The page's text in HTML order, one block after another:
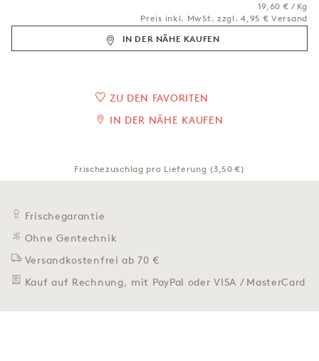
19,60 € / Kg
Preis inkl. MwSt. zzgl. 4,95 € Versand
IN DER NÄHE KAUFEN
ZU DEN FAVORITEN
IN DER NÄHE KAUFEN
Frischezuschlag pro Lieferung (3,50 €)
Frischegarantie
Ohne Gentechnik
Versandkostenfrei ab 70 €
Kauf auf Rechnung, mit PayPal oder VISA / MasterCard